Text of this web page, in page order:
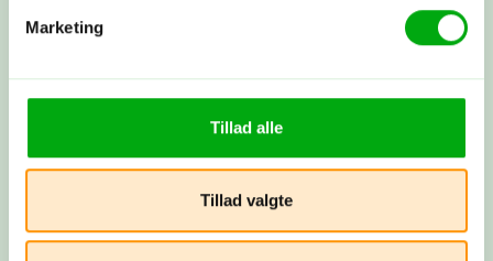
Marketing
Tillad alle
Tillad valgte
Booking
Du betaler depositum, vi booker alt som
aftalt, og du modtager alle dine